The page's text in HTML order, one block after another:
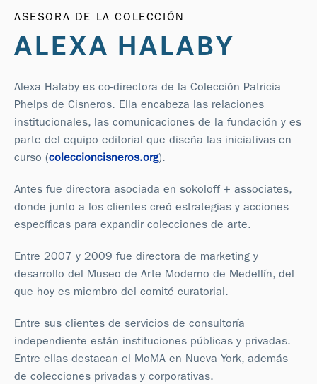
ASESORA DE LA COLECCIÓN
ALEXA HALABY
Alexa Halaby es co-directora de la Colección Patricia
Phelps de Cisneros. Ella encabeza las relaciones
institucionales, las comunicaciones de la fundación y es
parte del equipo editorial que diseña las iniciativas en
curso (coleccioncisneros.org).
Antes fue directora asociada en sokoloff + associates,
donde junto a los clientes creó estrategias y acciones
específicas para expandir colecciones de arte.
Entre 2007 y 2009 fue directora de marketing y
desarrollo del Museo de Arte Moderno de Medellín, del
que hoy es miembro del comité curatorial.
Entre sus clientes de servicios de consultoría
independiente están instituciones públicas y privadas.
Entre ellas destacan el MoMA en Nueva York, además
de colecciones privadas y corporativas.